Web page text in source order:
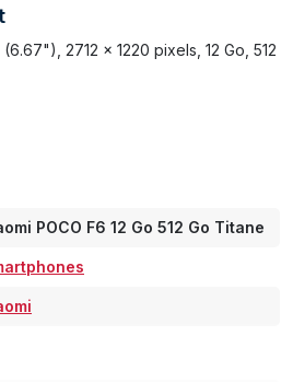
2712 x 1220 pixels, 12 Go, 512
POCO F6 12 Go 512 Go Titane